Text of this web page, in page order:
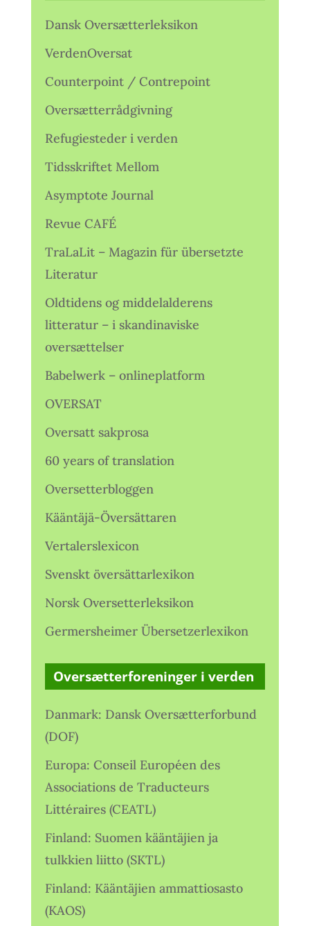
Dansk Oversætterleksikon
VerdenOversat
Counterpoint / Contrepoint
Oversætterrådgivning
Refugiesteder i verden
Tidsskriftet Mellom
Asymptote Journal
Revue CAFÉ
TraLaLit – Magazin für übersetzte
Literatur
Oldtidens og middelalderens
litteratur – i skandinaviske
oversættelser
Babelwerk – onlineplatform
OVERSAT
Oversatt sakprosa
60 years of translation
Oversetterbloggen
Kääntäjä-Översättaren
Vertalerslexicon
Svenskt översättarlexikon
Norsk Oversetterleksikon
Germersheimer Übersetzerlexikon
Oversætterforeninger i verden
Danmark: Dansk Oversætterforbund
(DOF)
Europa: Conseil Européen des
Associations de Traducteurs
Littéraires (CEATL)
Finland: Suomen kääntäjien ja
tulkkien liitto (SKTL)
Finland: Kääntäjien ammattiosasto
(KAOS)